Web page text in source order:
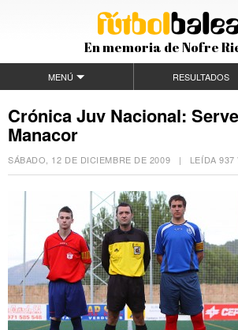
En memoria de Nofre
MENÚ RESULTADOS
Crónica Juv Nacional:
Manacor
SÁBADO, 12 DE DICIEMBRE DE 2009 | LEÍDA